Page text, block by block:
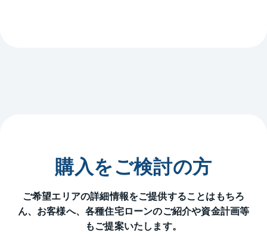
購入をご検討の方
ご希望エリアの詳細情報をご提供することはもちろ
ん、 お客様へ、各種住宅ローンのご紹介や資金計画等
もご提案いたします。